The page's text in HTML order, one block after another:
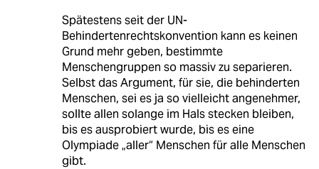
Spätestens seit der UN-
Behindertenrechtskonvention kann es keinen
Grund mehr geben, bestimmte
Menschengruppen so massiv zu separieren.
Selbst das Argument, für sie, die behinderten
Menschen, sei es ja so vielleicht angenehmer,
sollte allen solange im Hals stecken bleiben,
bis es ausprobiert wurde, bis es eine
Olympiade „aller“ Menschen für alle Menschen
gibt.